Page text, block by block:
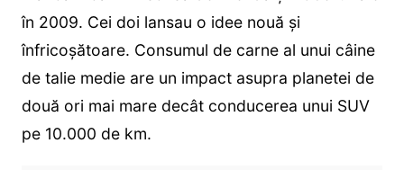
în 2009. Cei doi lansau o idee nouă și
înfricoșătoare. Consumul de carne al unui câine
de talie medie are un impact asupra planetei de
două ori mai mare decât conducerea unui SUV
pe 10.000 de km.